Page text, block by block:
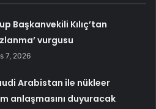
Başkanvekili Kılıç’tan
vurgusu
7, 2026
Arabistan ile nükleer
anlaşmasını duyuracak